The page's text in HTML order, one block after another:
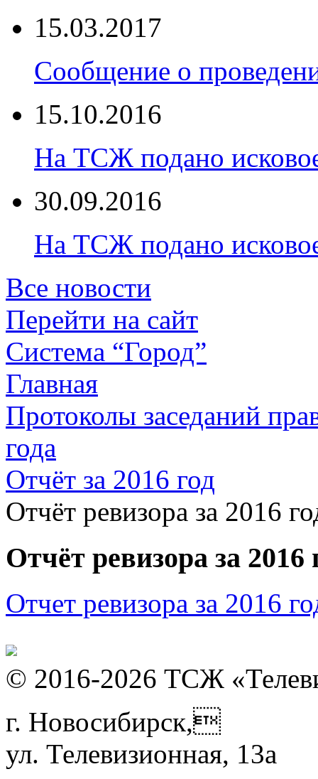
15.03.2017
Сообщение о
15.10.2016
На ТСЖ подано
30.09.2016
На ТСЖ подано
Все новости
Перейти на сайт
Система “Город”
Главная
Протоколы заседаний
года
Отчёт за 2016 год
Отчёт ревизора за 2016
Отчёт ревизора за 2016
Отчет ревизора за 2016
© 2016-2026 ТСЖ
г. Новосибирск,
ул. Телевизионная, 13а